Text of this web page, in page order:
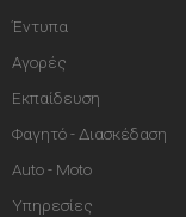
Έντυπα
Αγορές
Εκπαίδευση
Φαγητό - Διασκέδαση
Auto - Moto
Υπηρεσίες